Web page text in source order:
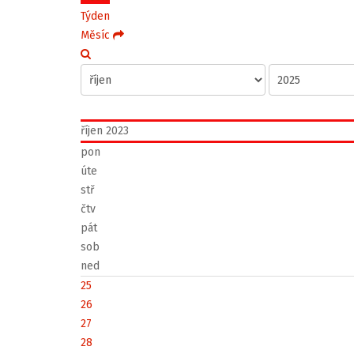
Týden
Měsíc
říjen 2023
pon
úte
stř
čtv
pát
sob
ned
25
26
27
28